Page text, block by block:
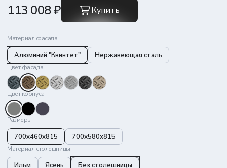
113 008 ₽
Купить
Материал фасада
Алюминий "Квинтет" Нержавеющая сталь
Цвет фасада
Цвет корпуса
Размеры
700x460x815 700х580х815
Материал столешницы
Ильм Ясень Без столешницы